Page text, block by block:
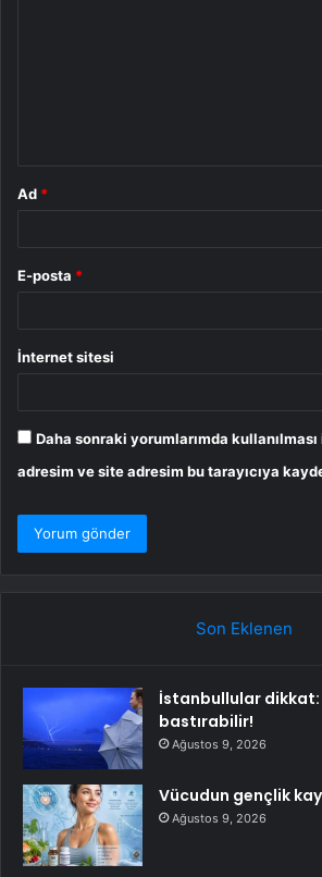
Ad *
E-posta *
İnternet sitesi
Daha sonraki yorumlarımda
adresim ve site adresim bu tarayıcıya
Son Eklenen
İstanbullular dikkat:
bastırabilir!
Ağustos 9, 2026
Vücudun gençlik
Ağustos 9, 2026